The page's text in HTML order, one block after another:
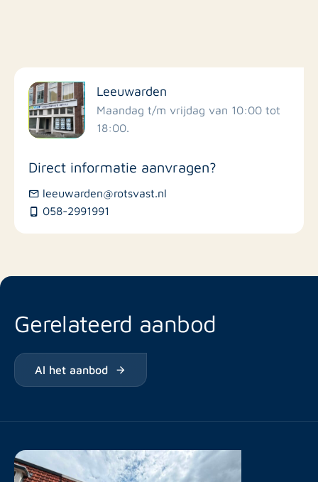
Filter op faciliteiten
Scholen
Busstations
Leeuwarden
Maandag t/m vrijdag van 10:00 tot
18:00.
Direct informatie aanvragen?
leeuwarden@rotsvast.nl
058-2991991
Gerelateerd aanbod
Al het aanbod